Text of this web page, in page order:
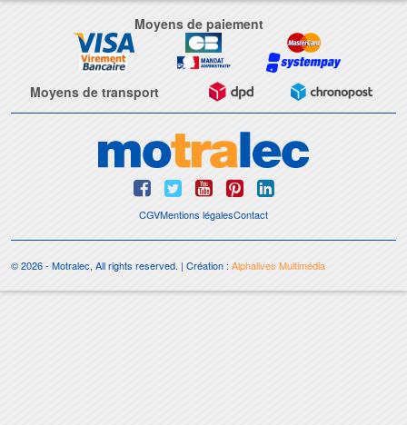
Moyens de paiement
Moyens de transport
CGVMentions légalesContact
© 2026 - Motralec, All rights reserved. | Création : Alphalives Multimédia